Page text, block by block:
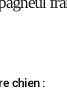
chien :